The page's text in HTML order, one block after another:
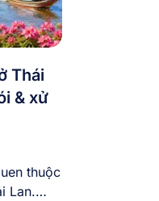
Thái
& xử
thuộc
Lan.